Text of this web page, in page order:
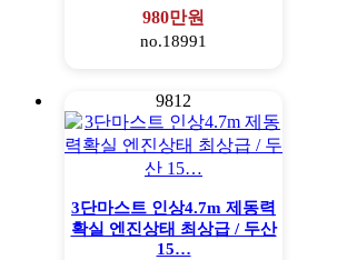
980만원
no.18991
9812
3단마스트 인상4.7m 제동력
확실 엔진상태 최상급 / 두산
15…